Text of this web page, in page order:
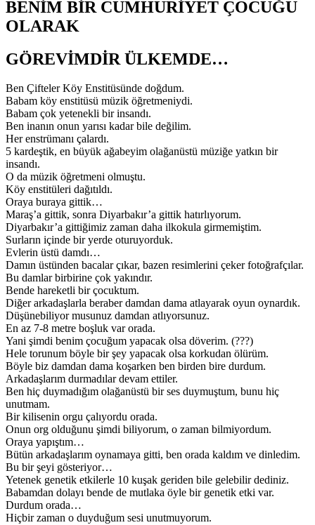
BENİM BİR CUMHURİYET ÇOCUĞU
OLARAK
GÖREVİMDİR ÜLKEMDE…
Ben Çifteler Köy Enstitüsünde doğdum.
Babam köy enstitüsü müzik öğretmeniydi.
Babam çok yetenekli bir insandı.
Ben inanın onun yarısı kadar bile değilim.
Her enstrümanı çalardı.
5 kardeştik, en büyük ağabeyim olağanüstü müziğe yatkın bir
insandı.
O da müzik öğretmeni olmuştu.
Köy enstitüleri dağıtıldı.
Oraya buraya gittik…
Maraş’a gittik, sonra Diyarbakır’a gittik hatırlıyorum.
Diyarbakır’a gittiğimiz zaman daha ilkokula girmemiştim.
Surların içinde bir yerde oturuyorduk.
Evlerin üstü damdı…
Damın üstünden bacalar çıkar, bazen resimlerini çeker fotoğrafçılar.
Bu damlar birbirine çok yakındır.
Bende hareketli bir çocuktum.
Diğer arkadaşlarla beraber damdan dama atlayarak oyun oynardık.
Düşünebiliyor musunuz damdan atlıyorsunuz.
En az 7-8 metre boşluk var orada.
Yani şimdi benim çocuğum yapacak olsa döverim. (???)
Hele torunum böyle bir şey yapacak olsa korkudan ölürüm.
Böyle biz damdan dama koşarken ben birden bire durdum.
Arkadaşlarım durmadılar devam ettiler.
Ben hiç duymadığım olağanüstü bir ses duymuştum, bunu hiç
unutmam.
Bir kilisenin orgu çalıyordu orada.
Onun org olduğunu şimdi biliyorum, o zaman bilmiyordum.
Oraya yapıştım…
Bütün arkadaşlarım oynamaya gitti, ben orada kaldım ve dinledim.
Bu bir şeyi gösteriyor…
Yetenek genetik etkilerle 10 kuşak geriden bile gelebilir dediniz.
Babamdan dolayı bende de mutlaka öyle bir genetik etki var.
Durdum orada…
Hiçbir zaman o duyduğum sesi unutmuyorum.